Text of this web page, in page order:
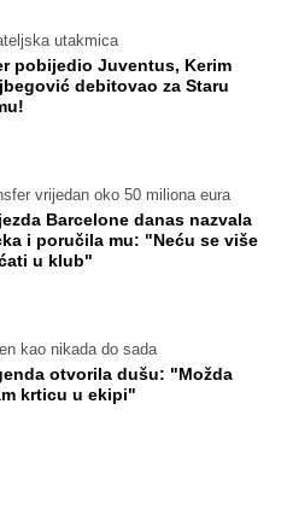
utakmica
pobijedio Juventus, Kerim
debitovao za Staru
vrijedan oko 50 miliona eura
Barcelone danas nazvala
i poručila mu: "Neću se više
u klub"
kao nikada do sada
otvorila dušu: "Možda
krticu u ekipi"